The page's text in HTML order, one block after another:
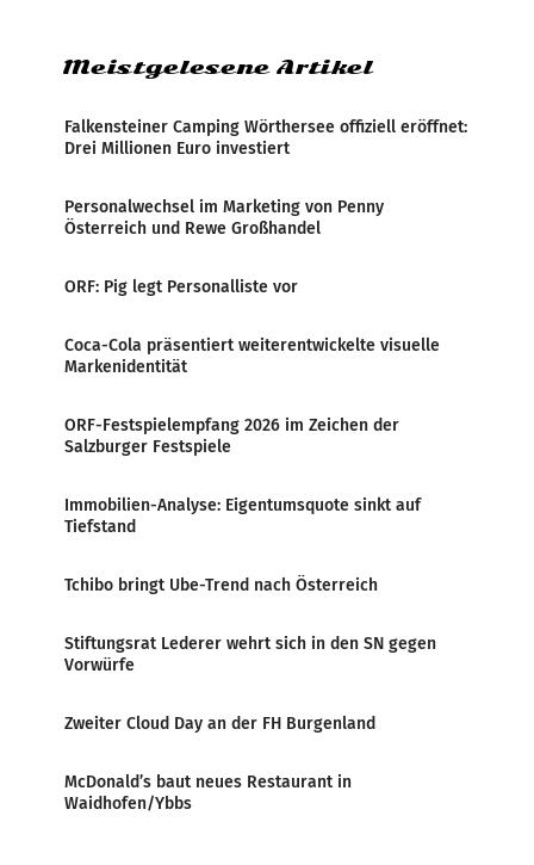
Meistgelesene Artikel
Falkensteiner Camping Wörthersee offiziell eröffnet:
Drei Millionen Euro investiert
Personalwechsel im Marketing von Penny
Österreich und Rewe Großhandel
ORF: Pig legt Personalliste vor
Coca-Cola präsentiert weiterentwickelte visuelle
Markenidentität
ORF-Festspielempfang 2026 im Zeichen der
Salzburger Festspiele
Immobilien-Analyse: Eigentumsquote sinkt auf
Tiefstand
Tchibo bringt Ube-Trend nach Österreich
Stiftungsrat Lederer wehrt sich in den SN gegen
Vorwürfe
Zweiter Cloud Day an der FH Burgenland
McDonald’s baut neues Restaurant in
Waidhofen/Ybbs